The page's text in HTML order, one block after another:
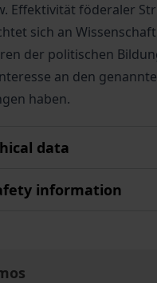
Effektivität föderaler
sich an
der politischen
an den
haben.
data
information